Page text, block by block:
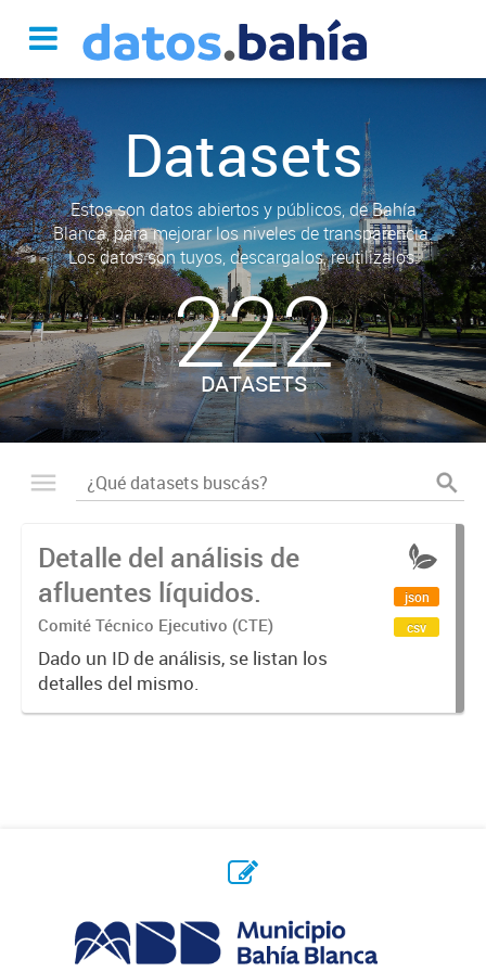
Datasets
Estos son datos abiertos y públicos, de Bahía
Blanca, para mejorar los niveles de transparencia.
Los datos son tuyos, descargalos, reutilizalos.
222
DATASETS
Detalle del análisis de
afluentes líquidos.
Comité Técnico Ejecutivo (CTE)
Dado un ID de análisis, se listan los
detalles del mismo.
json
csv